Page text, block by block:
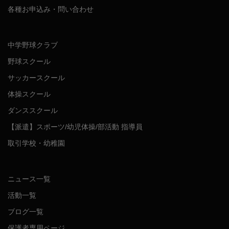
各種お申込み・問い合わせ
中学野球クラブ
野球スクール
サッカースクール
体操スクール
ダンススクール
【派遣】スポーツ/幼児体操/部活動 指導員
取引学校・幼稚園
ニュース一覧
活動一覧
ブログ一覧